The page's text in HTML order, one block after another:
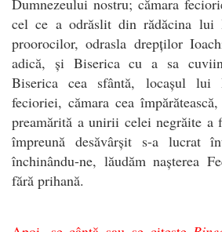
cel ce a odrăslit din rădăcina lui
proorocilor, odrasla drepților
adică, și Biserica cu a sa
Biserica cea sfântă, locașul lui
fecioriei, cămara cea
preamărită a unirii celei negrăite a
împreună desăvârșit s-a lucrat
închinându-ne, lăudăm nașterea
fără prihană.